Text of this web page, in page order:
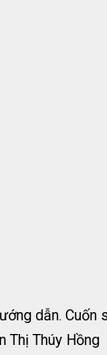
dẫn. Cuốn
Thị Thúy Hồng